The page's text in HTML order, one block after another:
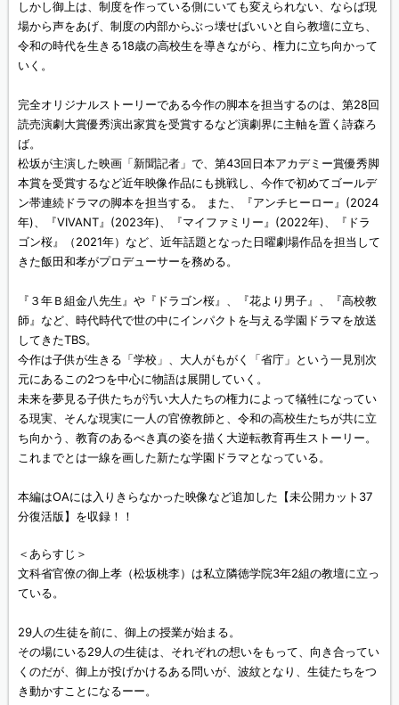
しかし御上は、制度を作っている側にいても変えられない、ならば現
場から声をあげ、制度の内部からぶっ壊せばいいと自ら教壇に立ち、
令和の時代を生きる18歳の高校生を導きながら、権力に立ち向かって
いく。
完全オリジナルストーリーである今作の脚本を担当するのは、第28回
読売演劇大賞優秀演出家賞を受賞するなど演劇界に主軸を置く詩森ろ
ば。
松坂が主演した映画「新聞記者」で、第43回日本アカデミー賞優秀脚
本賞を受賞するなど近年映像作品にも挑戦し、今作で初めてゴールデ
ン帯連続ドラマの脚本を担当する。 また、『アンチヒーロー』(2024
年)、『VIVANT』(2023年)、『マイファミリー』(2022年)、『ドラ
ゴン桜』（2021年）など、近年話題となった日曜劇場作品を担当して
きた飯田和孝がプロデューサーを務める。
『３年Ｂ組金八先生』や『ドラゴン桜』、『花より男子』、『高校教
師』など、時代時代で世の中にインパクトを与える学園ドラマを放送
してきたTBS。
今作は子供が生きる「学校」、大人がもがく「省庁」という一見別次
元にあるこの2つを中心に物語は展開していく。
未来を夢見る子供たちが汚い大人たちの権力によって犠牲になってい
る現実、そんな現実に一人の官僚教師と、令和の高校生たちが共に立
ち向かう、教育のあるべき真の姿を描く大逆転教育再生ストーリー。
これまでとは一線を画した新たな学園ドラマとなっている。
本編はOAには入りきらなかった映像など追加した【未公開カット37
分復活版】を収録！！
＜あらすじ＞
文科省官僚の御上孝（松坂桃李）は私立隣徳学院3年2組の教壇に立っ
ている。
29人の生徒を前に、御上の授業が始まる。
その場にいる29人の生徒は、それぞれの想いをもって、向き合ってい
くのだが、御上が投げかけるある問いが、波紋となり、生徒たちをつ
き動かすことになるーー。